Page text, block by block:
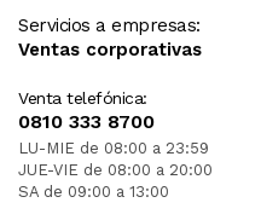
Servicios a empresas:
Ventas corporativas
Venta telefónica:
0810 333 8700
LU-MIE de 08:00 a 23:59
JUE-VIE de 08:00 a 20:00
SA de 09:00 a 13:00